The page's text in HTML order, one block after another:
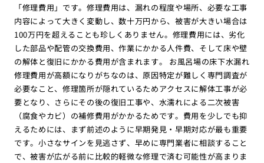
「修理費用」です。修理費用は、漏れの程度や場所、必要な工事
内容によって大きく変動し、数十万円から、被害が大きい場合は
100万円を超えることも珍しくありません。修理費用には、劣化
した部品や配管の交換費用、作業にかかる人件費、そして床や壁
の解体と復旧にかかる費用が含まれます。 お風呂場の床下水漏れ
修理費用が高額になりがちなのは、原因特定が難しく専門調査が
必要なこと、修理箇所が隠れているためアクセスに解体工事が必
要となり、さらにその後の復旧工事や、水濡れによる二次被害
（腐食やカビ）の補修費用がかかるためです。費用を少しでも抑
えるためには、まず前述のように早期発見・早期対応が最も重要
です。小さなサインを見逃さず、早めに専門業者に相談すること
で、被害が広がる前に比較的軽微な修理で済む可能性が高まりま